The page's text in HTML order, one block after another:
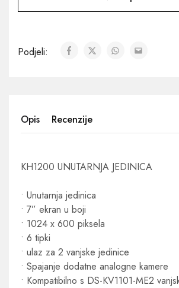
Podjeli:
Opis Recenzije
KH1200 UNUTARNJA JEDINICA
• Unutarnja jedinica
• 7” ekran u boji
• 1024 x 600 piksela
• 6 tipki
• ulaz za 2 vanjske jedinice
• Spajanje dodatne analogne kamere
• Kompatibilno s DS-KV1101-ME2